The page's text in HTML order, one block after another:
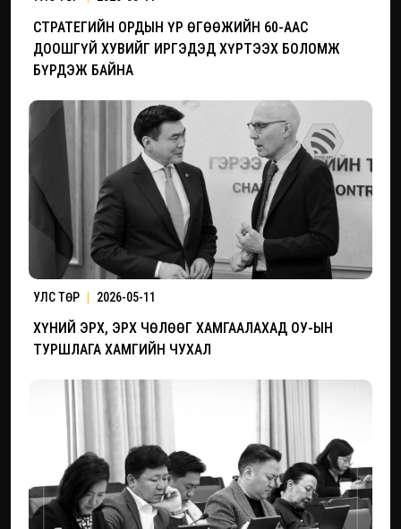
СТРАТЕГИЙН ОРДЫН ҮР ӨГӨӨЖИЙН 60-ААС
ДООШГҮЙ ХУВИЙГ ИРГЭДЭД ХҮРТЭЭХ БОЛОМЖ
БҮРДЭЖ БАЙНА
УЛС ТӨР 2026-05-11
ХҮНИЙ ЭРХ, ЭРХ ЧӨЛӨӨГ ХАМГААЛАХАД ОУ-ЫН
ТУРШЛАГА ХАМГИЙН ЧУХАЛ